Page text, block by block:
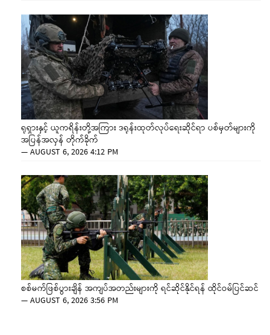
ရုရှားနှင့် ယူကရိန်းတို့အကြား ဒရုန်းထုတ်လုပ်ရေးဆိုင်ရာ ပစ်မှတ်များကို
အပြန်အလှန် တိုက်ခိုက်
—AUGUST 6, 2026 4:12 PM
စစ်မက်ဖြစ်ပွားချိန် အကျပ်အတည်းများကို ရင်ဆိုင်နိုင်ရန် ထိုင်ဝမ်ပြင်ဆင်
—AUGUST 6, 2026 3:56 PM